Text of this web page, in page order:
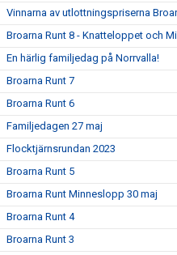
Vinnarna av utlottningspriserna
Broarna Runt 8 - Knatteloppet och
En härlig familjedag på Norrvalla!
Broarna Runt 7
Broarna Runt 6
Familjedagen 27 maj
Flocktjärnsrundan 2023
Broarna Runt 5
Broarna Runt Minneslopp 30 maj
Broarna Runt 4
Broarna Runt 3